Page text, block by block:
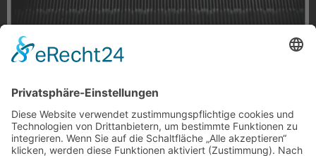
Rolltreppe in Silber